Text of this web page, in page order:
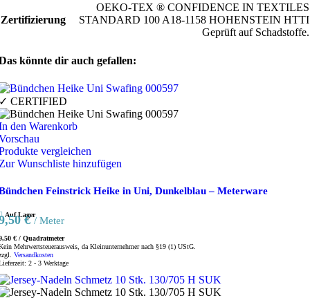
Zertifizierung
OEKO-TEX ® CONFIDENCE IN TEXTILES
STANDARD 100 A18-1158 HOHENSTEIN HTTI
Geprüft auf Schadstoffe.
könnte dir auch gefallen:
CERTIFIED
den Warenkorb
vergleichen
Wunschliste hinzufügen
Feinstrick Heike in Uni, Dunkelblau – Meterware
Auf Lager
€ / Meter
€ / Quadratmeter
Mehrwertsteuerausweis, da Kleinunternehmer nach §19 (1) UStG.
Versandkosten
2 - 3 Werktage